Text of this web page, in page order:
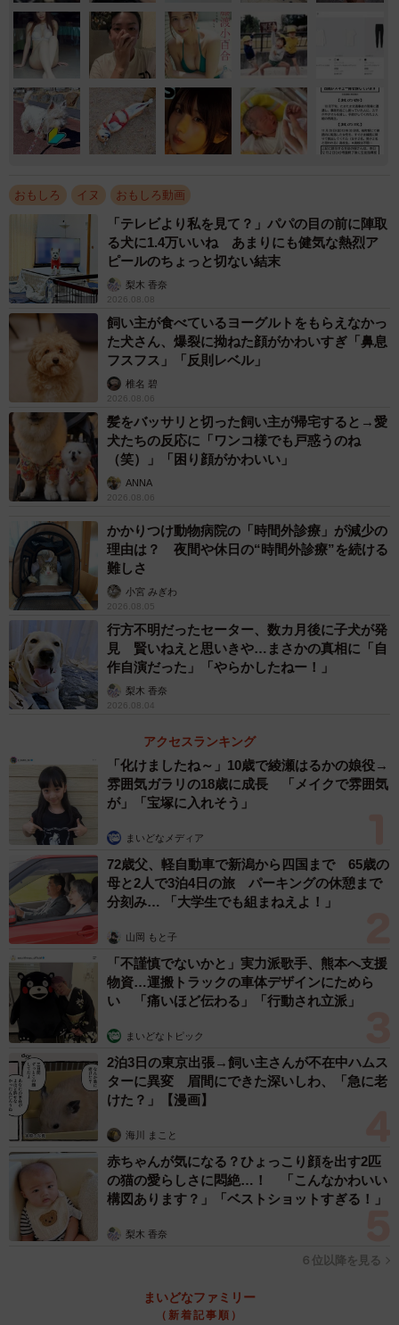
おもしろ イヌ おもしろ動画
「テレビより私を見て？」パパの目の前に陣取
る犬に1.4万いいね あまりにも健気な熱烈ア
ピールのちょっと切ない結末
梨木 香奈
2026.08.08
飼い主が食べているヨーグルトをもらえなかっ
た犬さん、爆裂に拗ねた顔がかわいすぎ「鼻息
フスフス」「反則レベル」
椎名 碧
2026.08.06
髪をバッサリと切った飼い主が帰宅すると→愛
犬たちの反応に「ワンコ様でも戸惑うのね
（笑）」「困り顔がかわいい」
ANNA
2026.08.06
かかりつけ動物病院の「時間外診療」が減少の
理由は？ 夜間や休日の“時間外診療”を続ける
難しさ
小宮 みぎわ
2026.08.05
行方不明だったセーター、数カ月後に子犬が発
見 賢いねえと思いきや…まさかの真相に「自
作自演だった」「やらかしたねー！」
梨木 香奈
2026.08.04
アクセスランキング
「化けましたね～」10歳で綾瀬はるかの娘役→
雰囲気ガラリの18歳に成長 「メイクで雰囲気
が」「宝塚に入れそう」
まいどなメディア
72歳父、軽自動車で新潟から四国まで 65歳の
母と2人で3泊4日の旅 パーキングの休憩まで
分刻み… 「大学生でも組まねえよ！」
山岡 もと子
「不謹慎でないかと」実力派歌手、熊本へ支援
物資…運搬トラックの車体デザインにためら
い 「痛いほど伝わる」「行動され立派」
まいどなトピック
2泊3日の東京出張→飼い主さんが不在中ハムス
ターに異変 眉間にできた深いしわ、「急に老
けた？」【漫画】
海川 まこと
赤ちゃんが気になる？ひょっこり顔を出す2匹
の猫の愛らしさに悶絶…！ 「こんなかわいい
構図あります？」「ベストショットすぎる！」
梨木 香奈
６位以降を見る
まいどなファミリー
（新着記事順）